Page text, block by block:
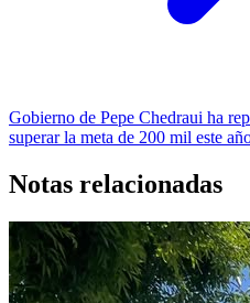
Gobierno de Pepe Chedraui ha
superar la meta de 200 mil este
Notas relacionadas